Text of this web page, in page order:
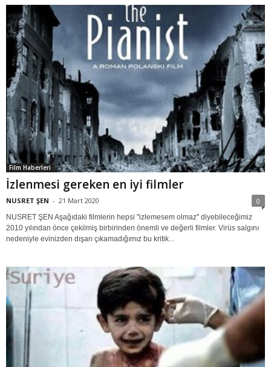
Film Haberleri
İzlenmesi gereken en iyi filmler
NUSRET ŞEN - 21 Mart 2020 0
NUSRET ŞEN Aşağıdaki filmlerin hepsi ''izlemesem olmaz'' diyebileceğimiz
2010 yılından önce çekilmiş birbirinden önemli ve değerli filmler. Virüs salgını
nedeniyle evinizden dışarı çıkamadığımız bu kritik...